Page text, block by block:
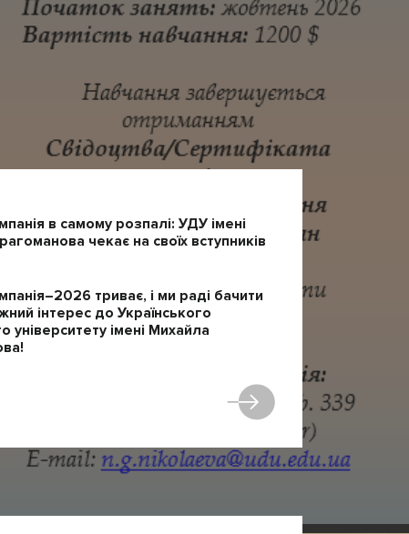
в самому розпалі: УДУ імені
чекає на своїх вступників
триває, і ми раді бачити
інтерес до Українського
університету імені Михайла